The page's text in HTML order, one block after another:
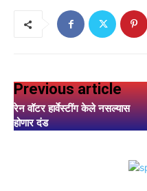
Previous article
रेन वॉटर हार्वेस्टींग केले नसल्यास
होणार दंड